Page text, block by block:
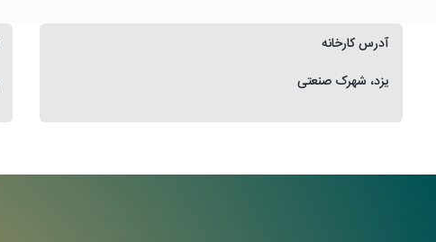
آدرس کارخانه
یزد، شهرک صنعتی